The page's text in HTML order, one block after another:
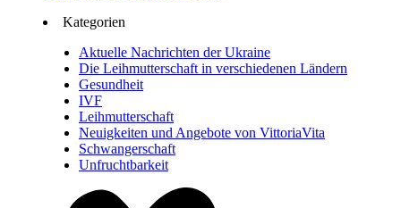
Kategorien
Aktuelle Nachrichten der Ukraine
Die Leihmutterschaft in verschiedenen Ländern
Gesundheit
IVF
Leihmutterschaft
Neuigkeiten und Angebote von VittoriaVita
Schwangerschaft
Unfruchtbarkeit